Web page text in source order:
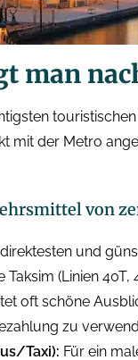
man
mit der Metro
von
und
(Linien 40T,
oft schöne
zu
Taxi): Für ein